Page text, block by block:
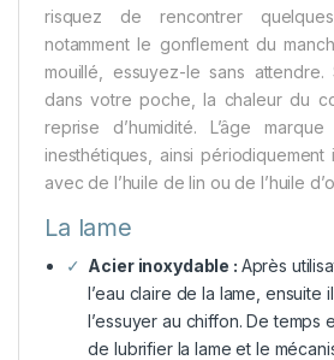
risquez de rencontrer
notamment le gonflement du
mouillé, essuyez-le sans
dans votre poche, la chaleur du
reprise d’humidité. L’âge
inesthétiques, ainsi
avec de l’huile de lin ou de l’huile
La lame
Acier inoxydable : Après
l’eau claire de la lame, ensuite
l’essuyer au chiffon. De temps
de lubrifier la lame et le